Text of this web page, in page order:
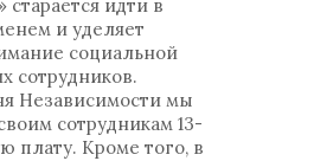
идти в
и уделяет
социальной
сотрудников.
Независимости мы
сотрудникам 13-
плату. Кроме того, в